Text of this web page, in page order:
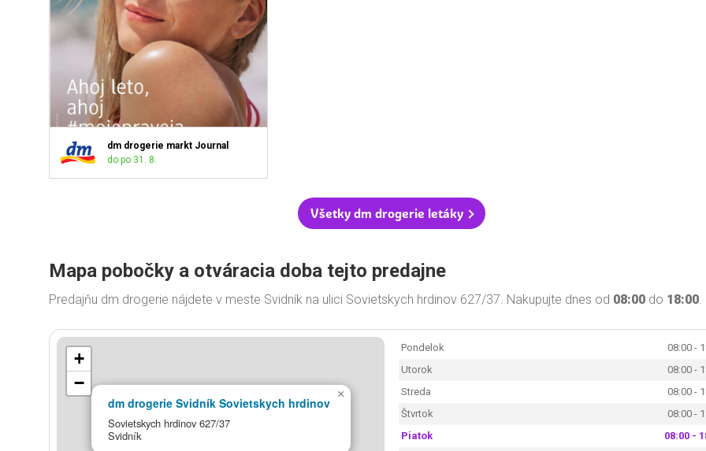
dm drogerie markt Journal
do po 31. 8.
Všetky dm drogerie letáky
Mapa pobočky a otváracia doba tejto predajne
Predajňu dm drogerie nájdete v meste Svidník na ulici Sovietskych hrdinov 627/37. Nakupujte dnes od 08:00 do 18:00.
dm drogerie Svidník Sovietskych hrdinov
Sovietskych hrdinov 627/37
Svidník
×
+
−
Pondelok
08:00 -
Utorok
08:00 -
Streda
08:00 -
Štvrtok
08:00 -
Piatok
08:00 -